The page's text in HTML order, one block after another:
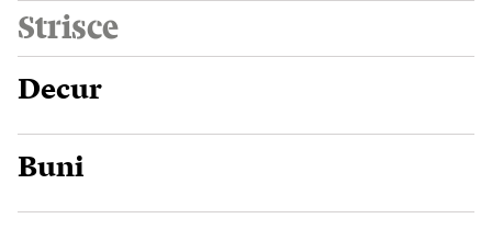
Strisce
Decur
Buni